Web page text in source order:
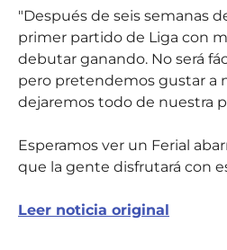
"Después de seis semanas
primer partido de Liga con
debutar ganando. No será
pero pretendemos gustar a
dejaremos todo de nuestra
Esperamos ver un Ferial
que la gente disfrutará con
Leer noticia original